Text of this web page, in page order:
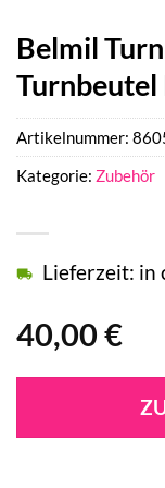
Belmil
Turnbeutel
40,00 €
Lieferzeit: in
Artikelnummer:
Kategorie: Zubehör